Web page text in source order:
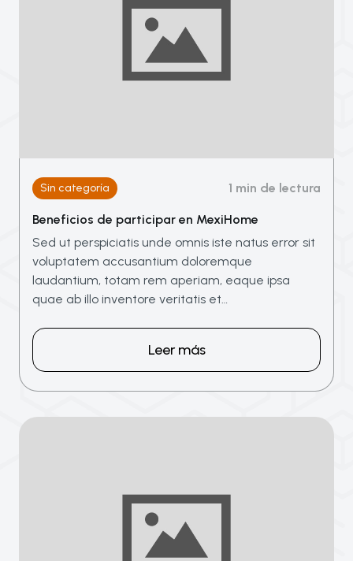
Sin categoría 1 min de lectura
Beneficios de participar en MexiHome
Sed ut perspiciatis unde omnis iste natus error sit
voluptatem accusantium doloremque
laudantium, totam rem aperiam, eaque ipsa
quae ab illo inventore veritatis et…
Leer más